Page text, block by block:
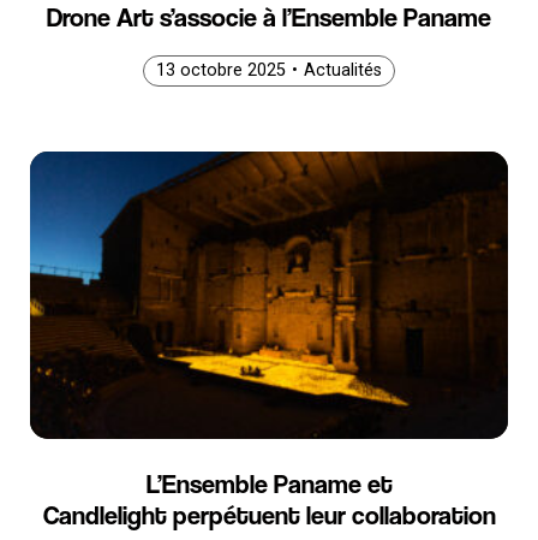
Drone Art s’associe à l’Ensemble Paname
13 octobre 2025 • Actualités
13 octobre 2025
L’Ensemble Paname et
Candlelight perpétuent leur collaboration